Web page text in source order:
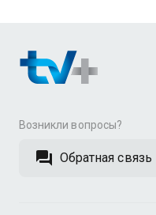
Возникли вопросы?
Обратная связь